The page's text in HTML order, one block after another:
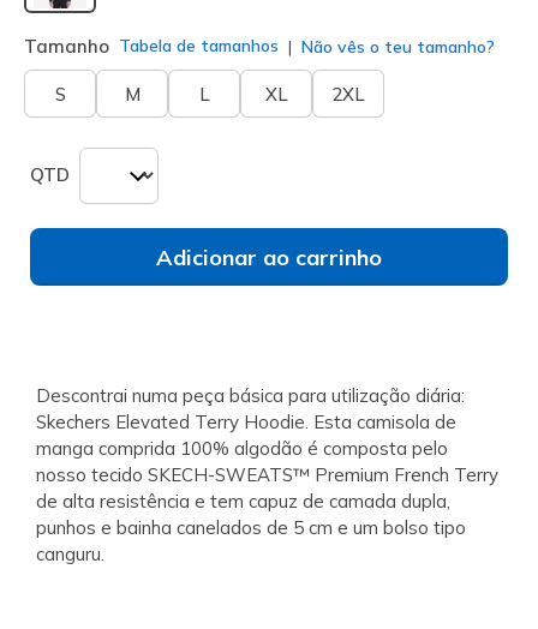
selecionado
Tamanho Tabela de tamanhos Não vês o teu tamanho?
S M L XL 2XL
QTD
Adicionar ao carrinho
Descontrai numa peça básica para utilização diária:
Skechers Elevated Terry Hoodie. Esta camisola de
manga comprida 100% algodão é composta pelo
nosso tecido SKECH-SWEATS™ Premium French Terry
de alta resistência e tem capuz de camada dupla,
punhos e bainha canelados de 5 cm e um bolso tipo
canguru.